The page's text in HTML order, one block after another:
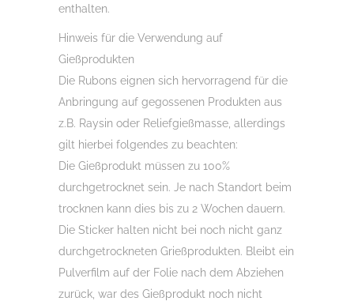
enthalten.
Hinweis für die Verwendung auf
Gießprodukten
Die Rubons eignen sich hervorragend für die
Anbringung auf gegossenen Produkten aus
z.B. Raysin oder Reliefgießmasse, allerdings
gilt hierbei folgendes zu beachten:
Die Gießprodukt müssen zu 100%
durchgetrocknet sein. Je nach Standort beim
trocknen kann dies bis zu 2 Wochen dauern.
Die Sticker halten nicht bei noch nicht ganz
durchgetrockneten Grießprodukten. Bleibt ein
Pulverfilm auf der Folie nach dem Abziehen
zurück, war des Gießprodukt noch nicht